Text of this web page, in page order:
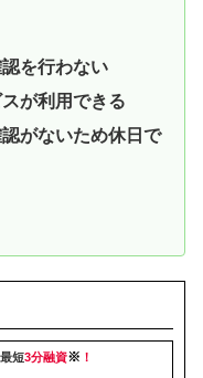
を行わない
が利用できる
がないため休日で
最短3分融資※ ！